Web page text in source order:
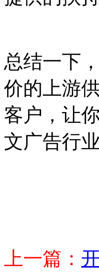
总结一下
价的上游
客户，让
文广告行
上一篇：